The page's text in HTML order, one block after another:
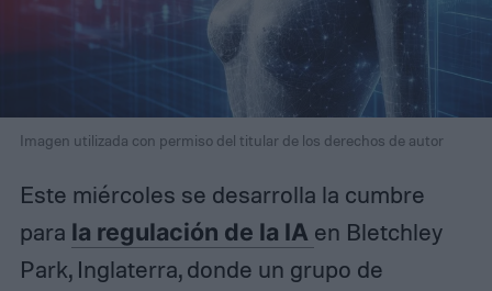
Imagen utilizada con permiso del titular de los derechos de autor
Este miércoles se desarrolla la cumbre
para la regulación de la IA en Bletchley
Park, Inglaterra, donde un grupo de